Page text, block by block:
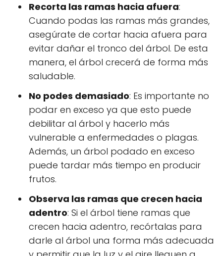
Recorta las ramas hacia afuera:
Cuando podas las ramas más grandes,
asegúrate de cortar hacia afuera para
evitar dañar el tronco del árbol. De esta
manera, el árbol crecerá de forma más
saludable.
No podes demasiado: Es importante no
podar en exceso ya que esto puede
debilitar al árbol y hacerlo más
vulnerable a enfermedades o plagas.
Además, un árbol podado en exceso
puede tardar más tiempo en producir
frutos.
Observa las ramas que crecen hacia
adentro: Si el árbol tiene ramas que
crecen hacia adentro, recórtalas para
darle al árbol una forma más adecuada